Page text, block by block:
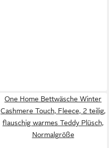
One Home Bettwäsche Winter
Cashmere Touch, Fleece, 2 teilig,
flauschig warmes Teddy Plüsch,
Normalgröße